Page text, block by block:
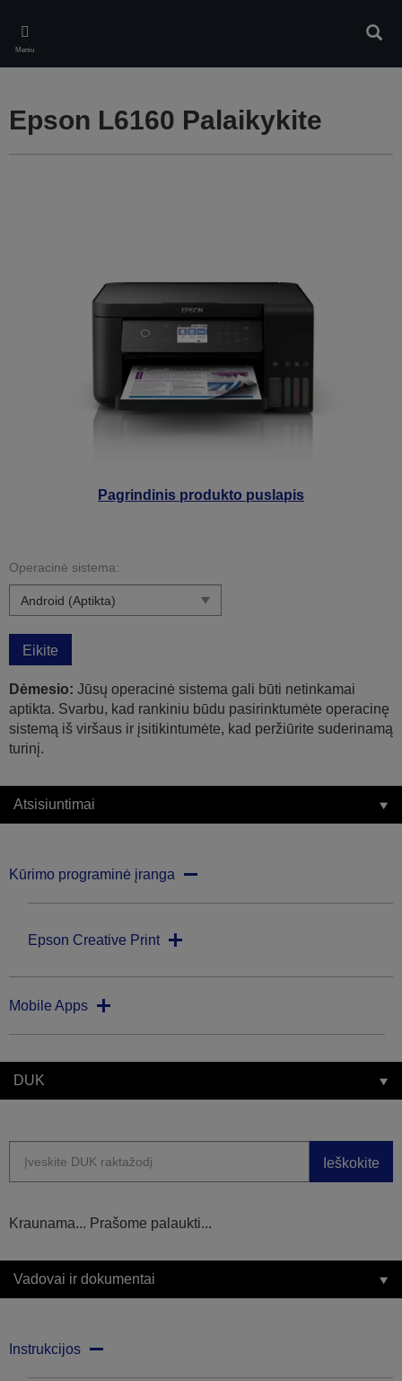
main
content
Meniu
Pagrindinis produkto puslapis
Epson L6160 Palaikykite
Operacinė sistema:
Eikite
Dėmesio: Jūsų operacinė sistema gali būti netinkamai
aptikta. Svarbu, kad rankiniu būdu pasirinktumėte operacinę
sistemą iš viršaus ir įsitikintumėte, kad peržiūrite suderinamą
turinį.
Atsisiuntimai
Kūrimo programinė įranga
Epson Creative Print
Mobile Apps
DUK
Ieškokite
Kraunama... Prašome palaukti...
Vadovai ir dokumentai
Instrukcijos